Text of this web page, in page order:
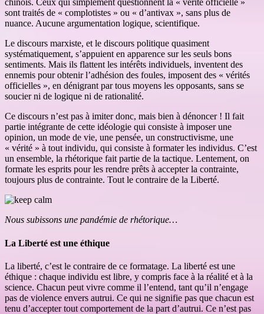
chinois. Ceux qui simplement questionnent la « vérité officielle »
sont traités de « complotistes » ou « d’antivax », sans plus de
nuance. Aucune argumentation logique, scientifique.
Le discours marxiste, et le discours politique quasiment
systématiquement, s’appuient en apparence sur les seuls bons
sentiments. Mais ils flattent les intérêts individuels, inventent des
ennemis pour obtenir l’adhésion des foules, imposent des « vérités
officielles », en dénigrant par tous moyens les opposants, sans se
soucier ni de logique ni de rationalité.
Ce discours n’est pas à imiter donc, mais bien à dénoncer ! Il fait
partie intégrante de cette idéologie qui consiste à imposer une
opinion, un mode de vie, une pensée, un constructivisme, une
« vérité » à tout individu, qui consiste à formater les individus. C’est
un ensemble, la rhétorique fait partie de la tactique. Lentement, on
formate les esprits pour les rendre prêts à accepter la contrainte,
toujours plus de contrainte. Tout le contraire de la Liberté.
Nous subissons une pandémie de rhétorique…
La Liberté est une éthique
La liberté, c’est le contraire de ce formatage. La liberté est une
éthique : chaque individu est libre, y compris face à la réalité et à la
science. Chacun peut vivre comme il l’entend, tant qu’il n’engage
pas de violence envers autrui. Ce qui ne signifie pas que chacun est
tenu d’accepter tout comportement de la part d’autrui. Ce n’est pas